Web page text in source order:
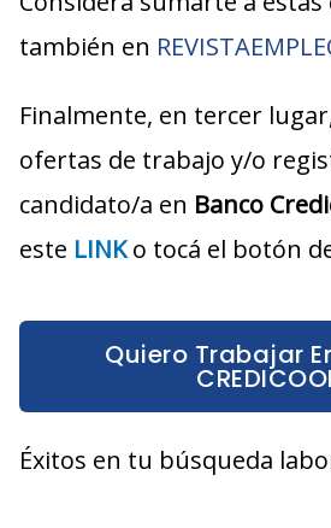
también en
Finalmente, en tercer
ofertas de trabajo y/o
candidato/a en Banco
este LINKo tocá el botón
Quiero Trabajar
Éxitos en tu búsqueda